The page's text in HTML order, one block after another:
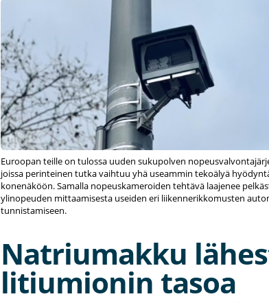
Euroopan teille on tulossa uuden sukupolven
joissa perinteinen tutka vaihtuu yhä useammin tekoälyä
konenäköön. Samalla nopeuskameroiden tehtävä laajenee
ylinopeuden mittaamisesta useiden eri liikennerikkomusten
tunnistamiseen.
Natriumakku
litiumionin tasoa